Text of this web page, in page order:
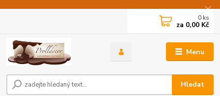
Menu
Hledat
0 ks
za 0,00 Kč